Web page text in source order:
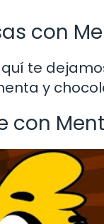
con
te
y
con